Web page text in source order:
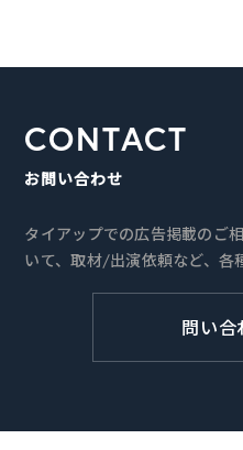
CONTACT
お問い合わせ
タイアップでの広告掲載のご
いて、取材/出演依頼など、各
問い合